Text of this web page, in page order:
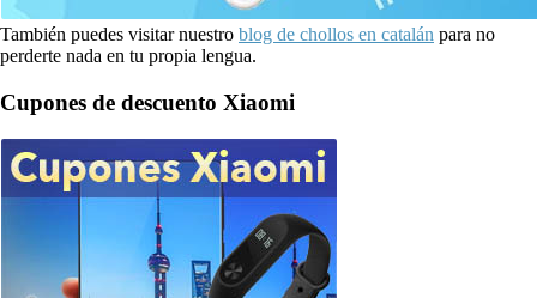
También puedes visitar nuestro blog de chollos en catalán para no
perderte nada en tu propia lengua.
Cupones de descuento Xiaomi